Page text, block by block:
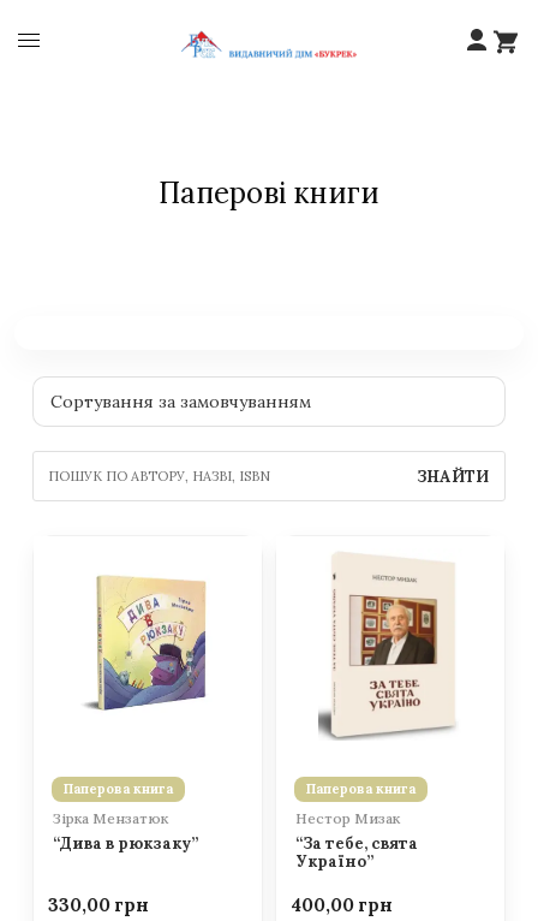
Паперові книги
ЗНАЙТИ
Паперова книга
Зірка Мензатюк
“Дива в рюкзаку”
330,00
Паперова книга
Нестор Мизак
“За тебе, свята
Україно”
400,00